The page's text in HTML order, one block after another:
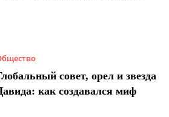
совет, орел и звезда
как создавался миф